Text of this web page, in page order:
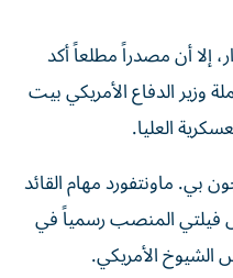
إلا أن مصدراً مطلعاً أكد
وزير الدفاع الأمريكي بيت
العليا.
بي. ماونتفورد مهام القائد
فيلتي المنصب رسمياً في
الأمريكي.